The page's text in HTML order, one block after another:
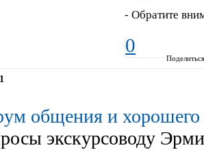
- Обратите
0
1
общения и хорошего
экскурсоводу